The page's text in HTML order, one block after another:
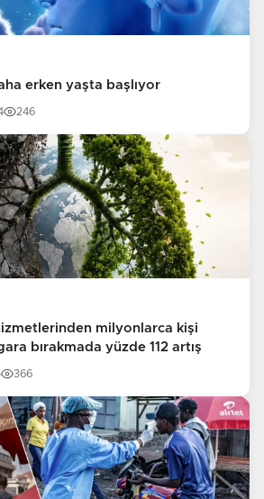
erken yaşta başlıyor
246
milyonlarca kişi
bırakmada yüzde 112 artış
366